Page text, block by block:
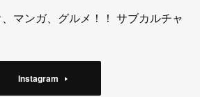
マンガ、グルメ！！ サブカルチャ
Instagram